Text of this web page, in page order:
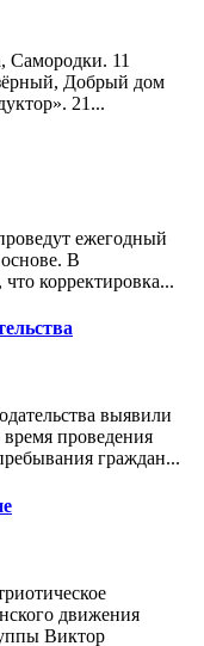
Самородки. 11
Добрый дом
21...
ежегодный
В
корректировка...
выявили
проведения
граждан...
движения
Виктор